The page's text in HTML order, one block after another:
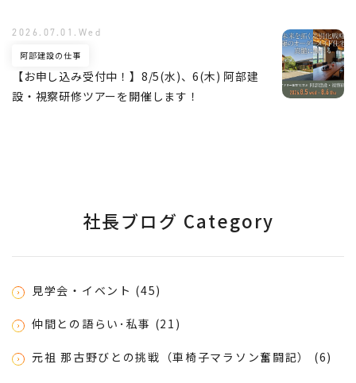
【お申し込み受付中！】8/5(水)、6(木) 阿部建
設・視察研修ツアーを開催します！
阿部建設の仕事
2026.07.01.Wed
社長ブログ Category
見学会・イベント (45)
仲間との語らい･私事 (21)
元祖 那古野びとの挑戦（車椅子マラソン奮闘記） (6)